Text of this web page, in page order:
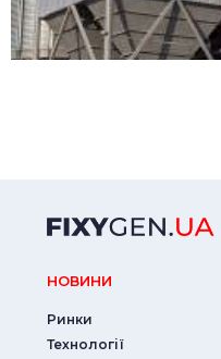
НОВИНИ
Ринки
Технології